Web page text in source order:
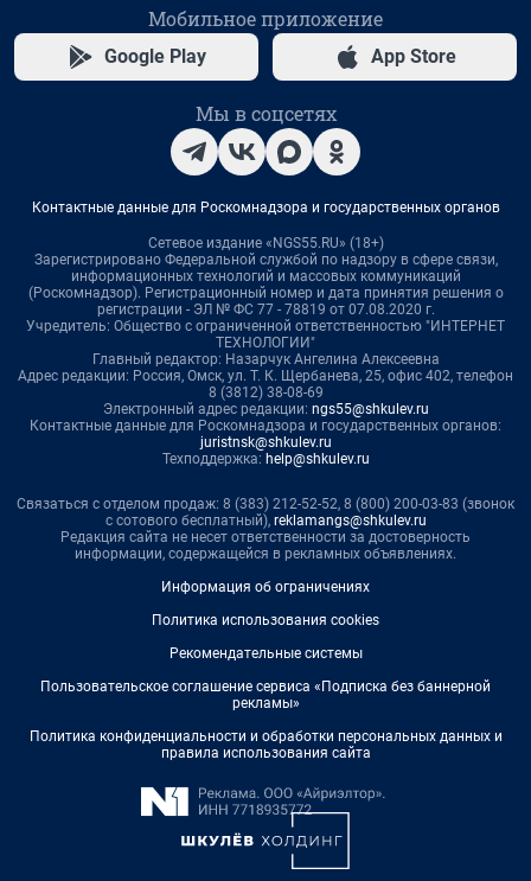
Мобильное приложение
Google Play App Store
Мы в соцсетях
Контактные данные для Роскомнадзора и государственных органов
Сетевое издание «NGS55.RU» (18+)
Зарегистрировано Федеральной службой по надзору в сфере связи,
информационных технологий и массовых коммуникаций
(Роскомнадзор). Регистрационный номер и дата принятия решения о
регистрации - ЭЛ № ФС 77 - 78819 от 07.08.2020 г.
Учредитель: Общество с ограниченной ответственностью "ИНТЕРНЕТ
ТЕХНОЛОГИИ"
Главный редактор: Назарчук Ангелина Алексеевна
Адрес редакции: Россия, Омск, ул. Т. К. Щербанева, 25, офис 402, телефон
8 (3812) 38-08-69
Электронный адрес редакции: ngs55@shkulev.ru
Контактные данные для Роскомнадзора и государственных органов:
juristnsk@shkulev.ru
Техподдержка: help@shkulev.ru
Связаться с отделом продаж: 8 (383) 212-52-52, 8 (800) 200-03-83 (звонок
с сотового бесплатный), reklamangs@shkulev.ru
Редакция сайта не несет ответственности за достоверность
информации, содержащейся в рекламных объявлениях.
Информация об ограничениях
Политика использования cookies
Рекомендательные системы
Пользовательское соглашение сервиса «Подписка без баннерной
рекламы»
Политика конфиденциальности и обработки персональных данных и
правила использования сайта